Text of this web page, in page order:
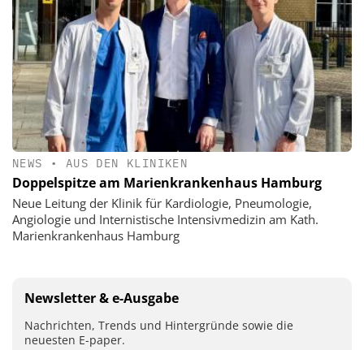
NEWS • AUS DEN KLINIKEN
Doppelspitze am Marienkrankenhaus Hamburg
Neue Leitung der Klinik für Kardiologie, Pneumologie,
Angiologie und Internistische Intensivmedizin am Kath.
Marienkrankenhaus Hamburg
Newsletter & e-Ausgabe
Nachrichten, Trends und Hintergründe sowie die
neuesten E-paper.